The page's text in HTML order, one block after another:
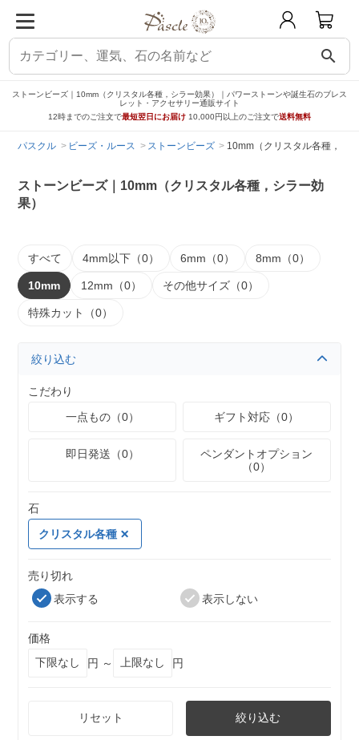
search
ストーンビーズ｜10mm（クリスタル各種，シラー効果）｜パワーストーンや誕生石のブレス
レット・アクセサリー通販サイト
12時までのご注文で最短翌日にお届け 10,000円以上のご注文で送料無料
パスクル ビーズ・ルース ストーンビーズ 10mm（クリスタル各種，シ
ストーンビーズ｜10mm（クリスタル各種，シラー効
果）
すべて 4mm以下（0） 6mm（0） 8mm（0）
10mm 12mm（0） その他サイズ（0）
特殊カット（0）
絞り込む
こだわり
一点もの（0）
ギフト対応（0）
即日発送（0）
ペンダントオプション
（0）
石
クリスタル各種
売り切れ
表示する
表示しない
価格
円 ～
円
リセット 絞り込む